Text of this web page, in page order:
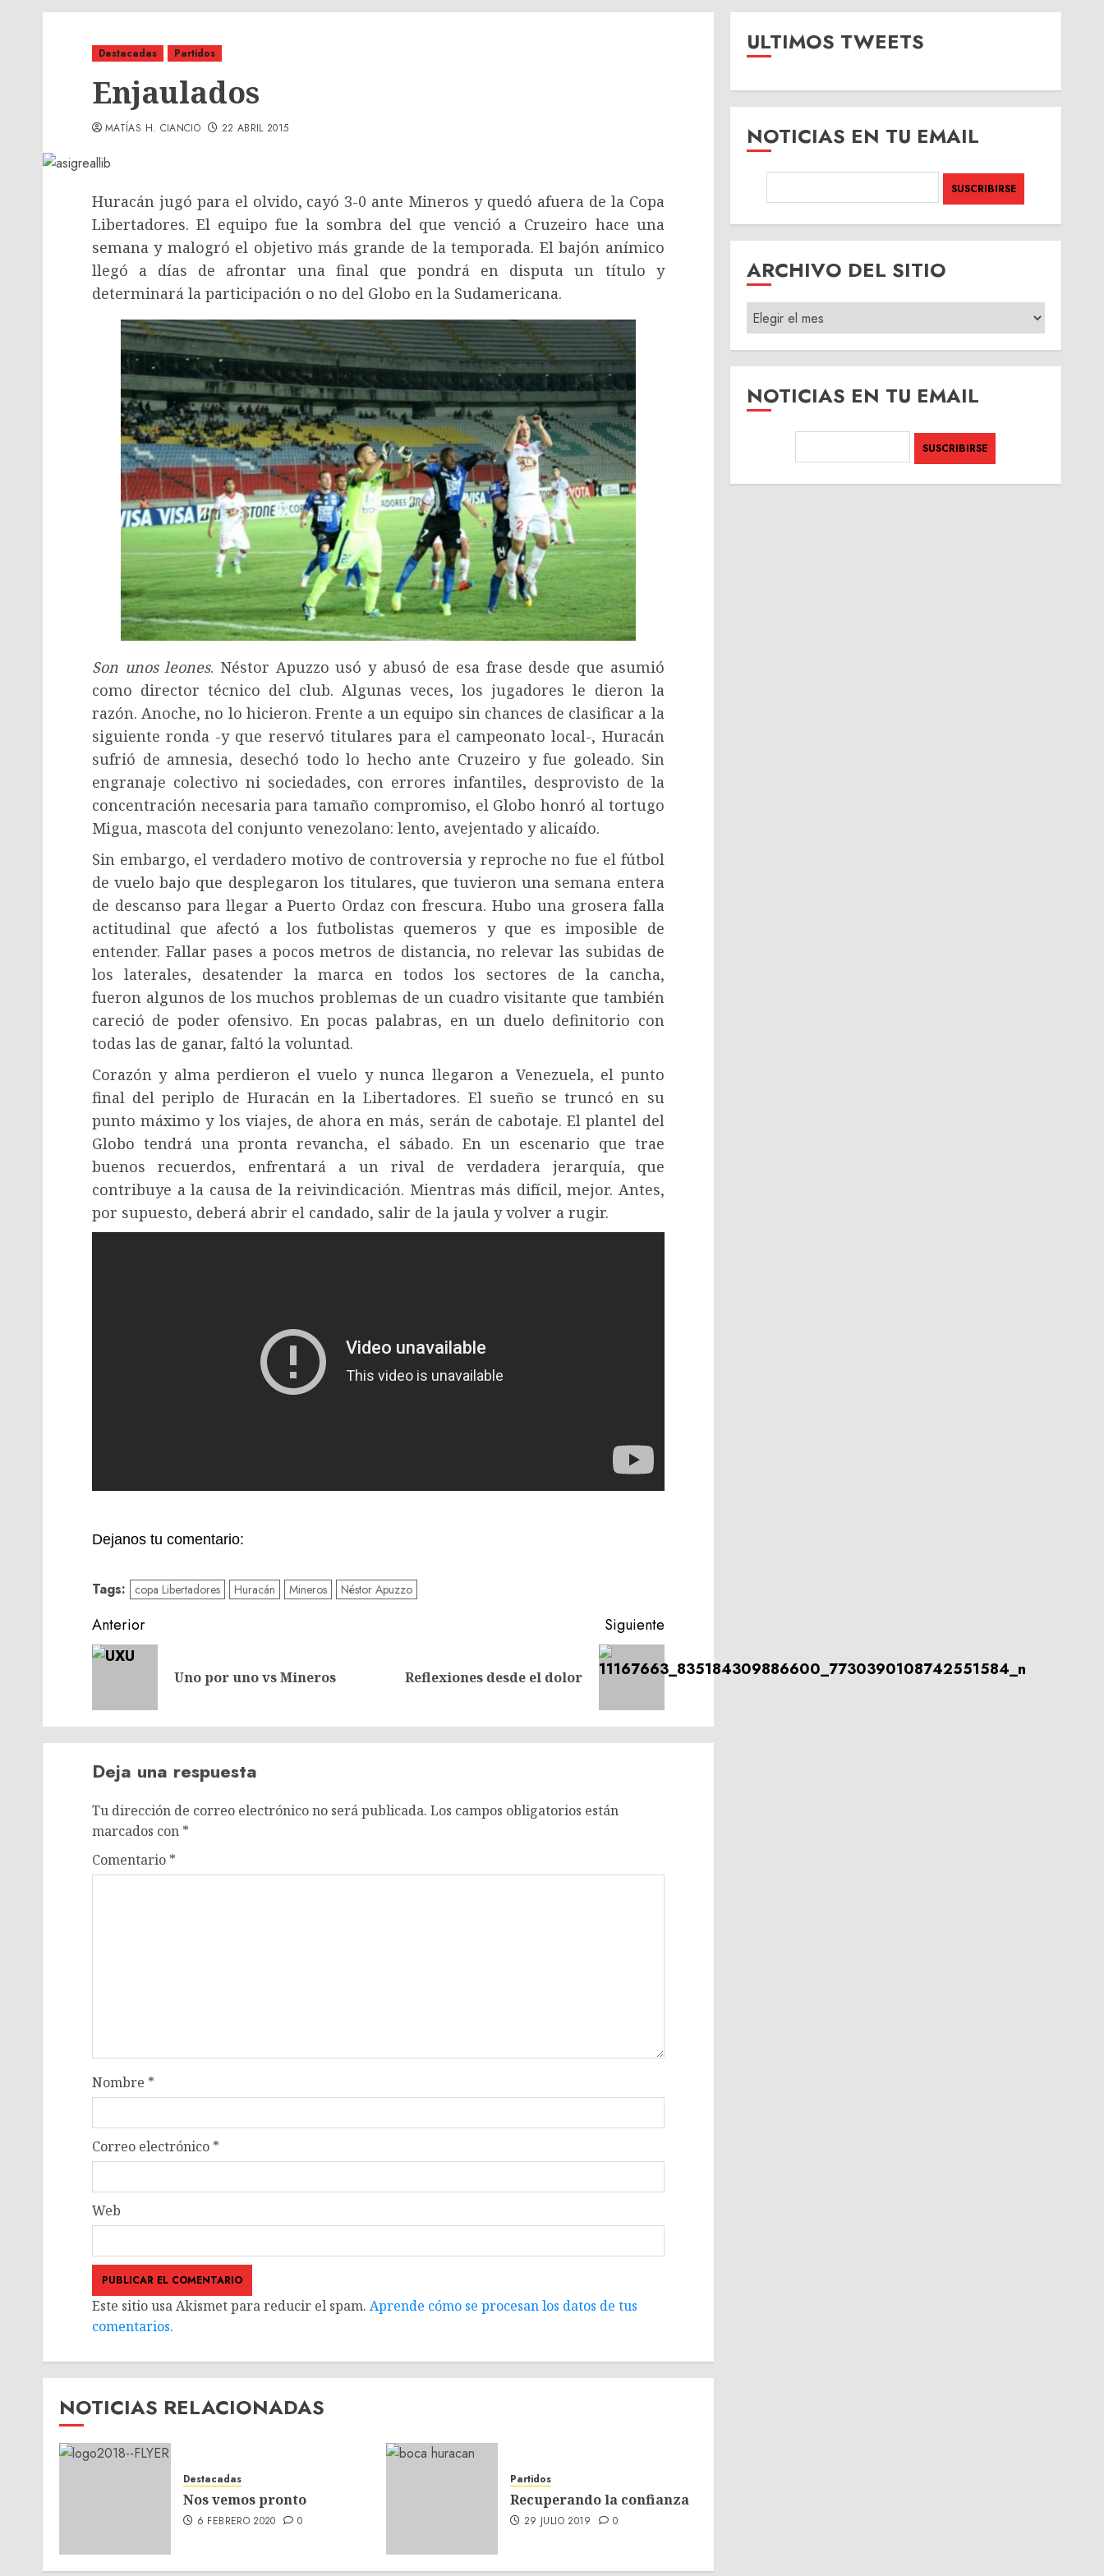
Destacadas Partidos
Enjaulados
MATÍAS H. CIANCIO 22 ABRIL 2015
Huracán jugó para el olvido, cayó 3-0 ante Mineros y quedó afuera de la Copa
Libertadores. El equipo fue la sombra del que venció a Cruzeiro hace una
semana y malogró el objetivo más grande de la temporada. El bajón anímico
llegó a días de afrontar una final que pondrá en disputa un título y
determinará la participación o no del Globo en la Sudamericana.
Son unos leones. Néstor Apuzzo usó y abusó de esa frase desde que asumió
como director técnico del club. Algunas veces, los jugadores le dieron la
razón. Anoche, no lo hicieron. Frente a un equipo sin chances de clasificar a la
siguiente ronda -y que reservó titulares para el campeonato local-, Huracán
sufrió de amnesia, desechó todo lo hecho ante Cruzeiro y fue goleado. Sin
engranaje colectivo ni sociedades, con errores infantiles, desprovisto de la
concentración necesaria para tamaño compromiso, el Globo honró al tortugo
Migua, mascota del conjunto venezolano: lento, avejentado y alicaído.
Sin embargo, el verdadero motivo de controversia y reproche no fue el fútbol
de vuelo bajo que desplegaron los titulares, que tuvieron una semana entera
de descanso para llegar a Puerto Ordaz con frescura. Hubo una grosera falla
actitudinal que afectó a los futbolistas quemeros y que es imposible de
entender. Fallar pases a pocos metros de distancia, no relevar las subidas de
los laterales, desatender la marca en todos los sectores de la cancha,
fueron algunos de los muchos problemas de un cuadro visitante que también
careció de poder ofensivo. En pocas palabras, en un duelo definitorio con
todas las de ganar, faltó la voluntad.
Corazón y alma perdieron el vuelo y nunca llegaron a Venezuela, el punto
final del periplo de Huracán en la Libertadores. El sueño se truncó en su
punto máximo y los viajes, de ahora en más, serán de cabotaje. El plantel del
Globo tendrá una pronta revancha, el sábado. En un escenario que trae
buenos recuerdos, enfrentará a un rival de verdadera jerarquía, que
contribuye a la causa de la reivindicación. Mientras más difícil, mejor. Antes,
por supuesto, deberá abrir el candado, salir de la jaula y volver a rugir.
Dejanos tu comentario:
Tags: copa Libertadores Huracán Mineros Néstor Apuzzo
Navegación
de
entradas
Anterior
Entrada
Uno por uno vs Mineros
Siguiente
Siguiente
Reflexiones desde el dolor
Deja una respuesta
Tu dirección de correo electrónico no será publicada. Los campos obligatorios están
marcados con *
Comentario *
Nombre *
Correo electrónico *
Web
Este sitio usa Akismet para reducir el spam. Aprende cómo se procesan los datos de tus
comentarios.
NOTICIAS RELACIONADAS
Destacadas
Nos vemos pronto
6 FEBRERO 2020 0
Partidos
Recuperando la confianza
29 JULIO 2019 0
ULTIMOS TWEETS
NOTICIAS EN TU EMAIL
ARCHIVO DEL SITIO
ARCHIVO
DEL
SITIO
NOTICIAS EN TU EMAIL